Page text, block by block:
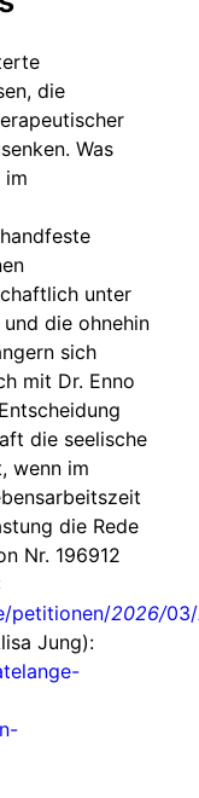
die
Was
im
unter
die ohnehin
sich
mit Dr. Enno
die seelische
wenn im
die Rede
Nr. 196912
petitionen/2026/03/
Jung):